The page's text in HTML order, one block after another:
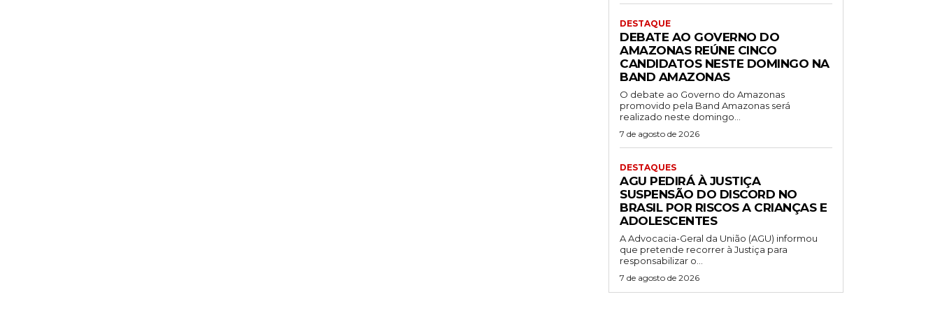
DESTAQUE
DEBATE AO GOVERNO DO
AMAZONAS REÚNE CINCO
CANDIDATOS NESTE DOMINGO NA
BAND AMAZONAS
O debate ao Governo do Amazonas
promovido pela Band Amazonas será
realizado neste domingo...
7 de agosto de 2026
DESTAQUES
AGU PEDIRÁ À JUSTIÇA
SUSPENSÃO DO DISCORD NO
BRASIL POR RISCOS A CRIANÇAS E
ADOLESCENTES
A Advocacia-Geral da União (AGU) informou
que pretende recorrer à Justiça para
responsabilizar o...
7 de agosto de 2026